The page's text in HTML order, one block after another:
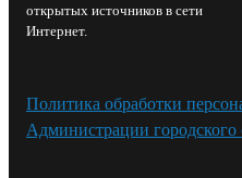
открытых источников в сети
Интернет.
Политика обработки
Администрации городского